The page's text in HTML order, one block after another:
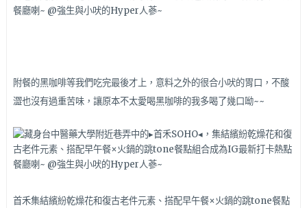
附餐的黑咖啡等我們吃完最後才上，意料之外的很合小吠的胃口，不酸
澀也沒有過重苦味，讓原本不太愛喝黑咖啡的我多喝了幾口呦~~
首禾集結繽紛乾燥花和復古老件元素、搭配早午餐×火鍋的跳tone餐點